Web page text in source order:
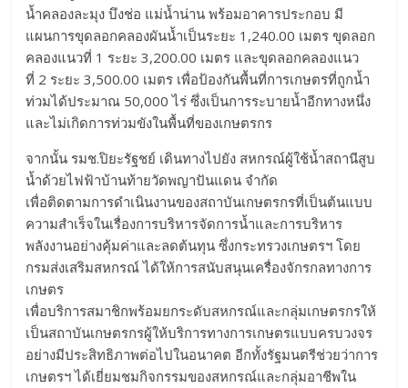
น้ำคลองละมุง บึงช่อ แม่น้ำน่าน พร้อมอาคารประกอบ มี
แผนการขุดลอกคลองผันน้ำเป็นระยะ 1,240.00 เมตร ขุดลอก
คลองแนวที่ 1 ระยะ 3,200.00 เมตร และขุดลอกคลองแนว
ที่ 2 ระยะ 3,500.00 เมตร เพื่อป้องกันพื้นที่การเกษตรที่ถูกน้ำ
ท่วมได้ประมาณ 50,000 ไร่ ซึ่งเป็นการระบายน้ำอีกทางหนึ่ง
และไม่เกิดการท่วมขังในพื้นที่ของเกษตรกร
​จากนั้น รมช.ปิยะรัฐชย์ เดินทางไปยัง สหกรณ์ผู้ใช้น้ำสถานีสูบ
น้ำด้วยไฟฟ้าบ้านท้ายวัดพญาปันแดน จำกัด
เพื่อติดตามการดำเนินงานของสถาบันเกษตรกรที่เป็นต้นแบบ
ความสำเร็จในเรื่องการบริหารจัดการน้ำและการบริหาร
พลังงานอย่างคุ้มค่าและลดต้นทุน ซึ่งกระทรวงเกษตรฯ โดย
กรมส่งเสริมสหกรณ์ ได้ให้การสนับสนุนเครื่องจักรกลทางการ
เกษตร
เพื่อบริการสมาชิกพร้อมยกระดับสหกรณ์และกลุ่มเกษตรกรให้
เป็นสถาบันเกษตรกรผู้ให้บริการทางการเกษตรแบบครบวงจร
อย่างมีประสิทธิภาพต่อไปในอนาคต อีกทั้งรัฐมนตรีช่วยว่าการ
เกษตรฯ ได้เยี่ยมชมกิจกรรมของสหกรณ์และกลุ่มอาชีพใน